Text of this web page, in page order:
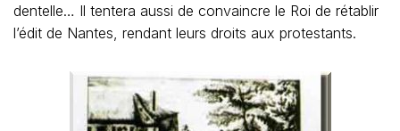
dentelle… Il tentera aussi de convaincre le Roi de rétablir
l’édit de Nantes, rendant leurs droits aux protestants.